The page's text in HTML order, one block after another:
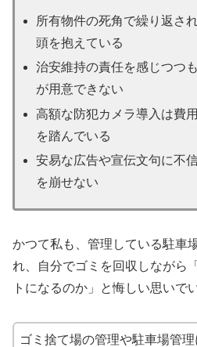
所有物件の死角で繰り返さ
頭を抱えている
治安維持の責任を感じつつ
が用意できない
高額な防犯カメラ導入は費
を踏んでいる
安易な広告や宣伝文句に不
を崩せない
かつて私も、管理している駐車
れ、自分でゴミを回収しながら
トになるのか」と悔しい思いで
ゴミ捨て場の管理や駐車場管